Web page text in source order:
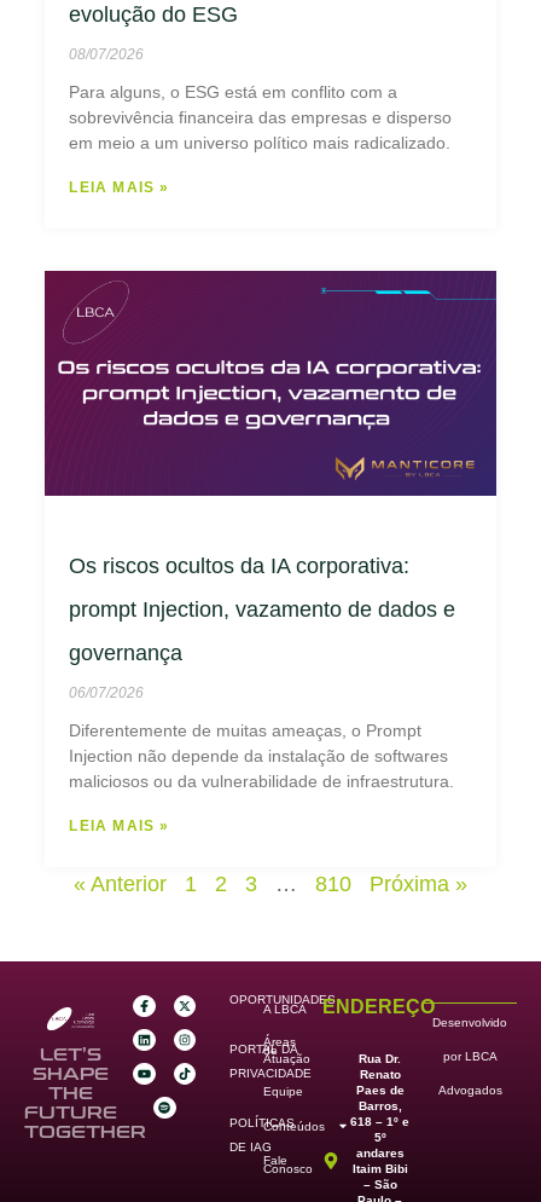
evolução do ESG
08/07/2026
Para alguns, o ESG está em conflito com a
sobrevivência financeira das empresas e disperso
em meio a um universo político mais radicalizado.
LEIA MAIS »
Os riscos ocultos da IA corporativa:
prompt Injection, vazamento de dados e
governança
06/07/2026
Diferentemente de muitas ameaças, o Prompt
Injection não depende da instalação de softwares
maliciosos ou da vulnerabilidade de infraestrutura.
LEIA MAIS »
« Anterior 1 2 3 … 810 Próxima »
LET’S
SHAPE
THE
FUTURE
TOGETHER
OPORTUNIDADES
PORTAL DA
PRIVACIDADE
POLÍTICAS
DE IAG
A LBCA
Áreas
de
Atuação
Equipe
Conteúdos
Fale
Conosco
ENDEREÇO
Rua Dr.
Renato
Paes de
Barros,
618 – 1º e
5º
andares
Itaim Bibi
– São
Desenvolvido
por LBCA
Advogados